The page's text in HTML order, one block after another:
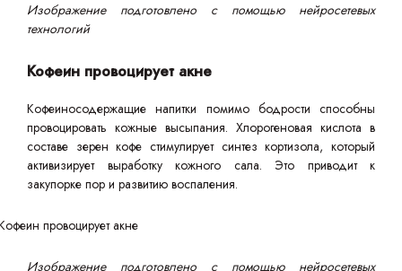
Изображение подготовлено с помощью нейросетевых
технологий
Кофеин провоцирует акне
Кофеиносодержащие напитки помимо бодрости способны
провоцировать кожные высыпания. Хлорогеновая кислота в
составе зерен кофе стимулирует синтез кортизола, который
активизирует выработку кожного сала. Это приводит к
закупорке пор и развитию воспаления.
Изображение подготовлено с помощью нейросетевых